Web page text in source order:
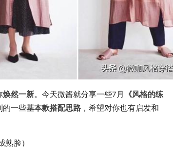
焕然一新。今天微酱就分享一些7月 《风格的练
的一些基本款搭配思路 ，希望对你也有启发和
脸）